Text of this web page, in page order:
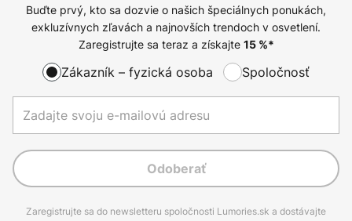
Buďte prvý, kto sa dozvie o našich špeciálnych ponukách,
exkluzívnych zľavách a najnovších trendoch v osvetlení.
Zaregistrujte sa teraz a získajte 15%*
Zákazník – fyzická osoba Spoločnosť
Odoberať
Zaregistrujte sa do newsletteru spoločnosti Lumories.sk a dostávajte